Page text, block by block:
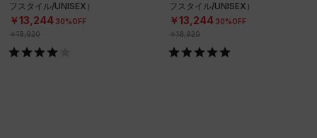
フスタイル/UNISEX）
￥13,244 30%OFF
￥18,920
フスタイル/UNISEX）
￥13,244 30%OFF
￥18,920